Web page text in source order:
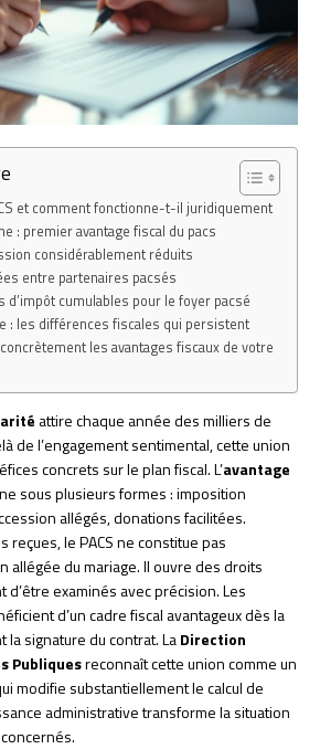
et comment fonctionne-t-il juridiquement
: premier avantage fiscal du pacs
considérablement réduits
entre partenaires pacsés
d’impôt cumulables pour le foyer pacsé
: les différences fiscales qui persistent
les avantages fiscaux de votre
attire chaque année des milliers de
de l’engagement sentimental, cette union
concrets sur le plan fiscal. L’avantage
sous plusieurs formes : imposition
allégés, donations facilitées.
reçues, le PACS ne constitue pas
allégée du mariage. Il ouvre des droits
examinés avec précision. Les
d’un cadre fiscal avantageux dès la
signature du contrat. LaDirection
Publiquesreconnaît cette union comme un
modifie substantiellement le calcul de
administrative transforme la situation